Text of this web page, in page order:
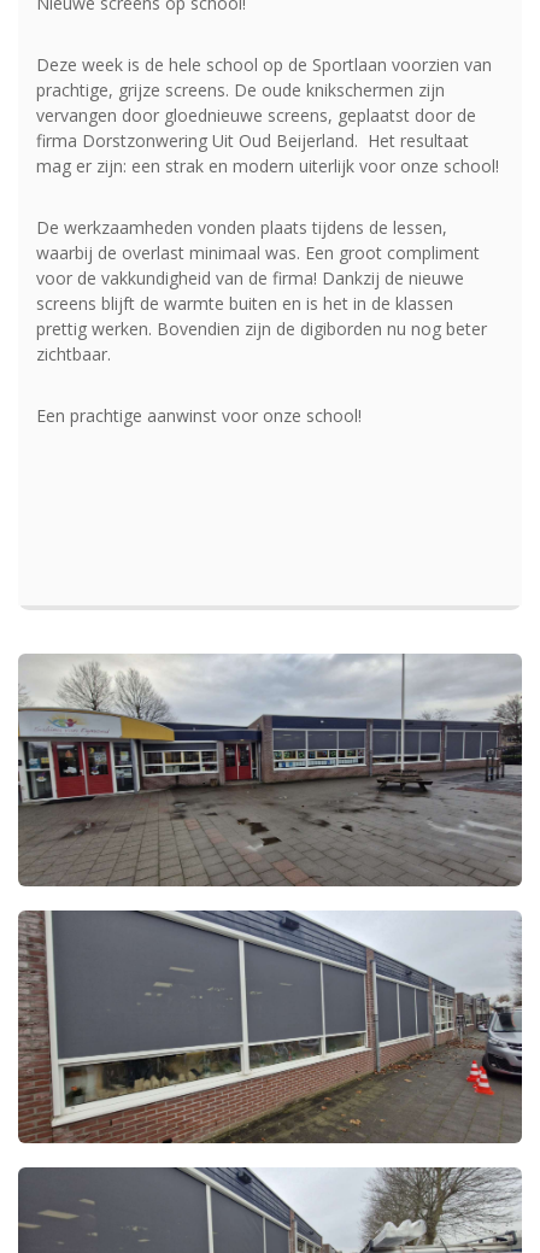
Deze week is de hele school op de Sportlaan voorzien van
prachtige, grijze screens. De oude knikschermen zijn
vervangen door gloednieuwe screens, geplaatst door de
firma Dorstzonwering Uit Oud Beijerland. Het resultaat
mag er zijn: een strak en modern uiterlijk voor onze school!
De werkzaamheden vonden plaats tijdens de lessen,
waarbij de overlast minimaal was. Een groot compliment
voor de vakkundigheid van de firma! Dankzij de nieuwe
screens blijft de warmte buiten en is het in de klassen
prettig werken. Bovendien zijn de digiborden nu nog beter
zichtbaar.
Een prachtige aanwinst voor onze school!